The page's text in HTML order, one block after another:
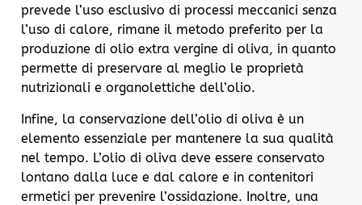
prevede l’uso esclusivo di processi meccanici senza
l’uso di calore, rimane il metodo preferito per la
produzione di olio extra vergine di oliva, in quanto
permette di preservare al meglio le proprietà
nutrizionali e organolettiche dell’olio.
Infine, la conservazione dell’olio di oliva è un
elemento essenziale per mantenere la sua qualità
nel tempo. L’olio di oliva deve essere conservato
lontano dalla luce e dal calore e in contenitori
ermetici per prevenire l’ossidazione. Inoltre, una